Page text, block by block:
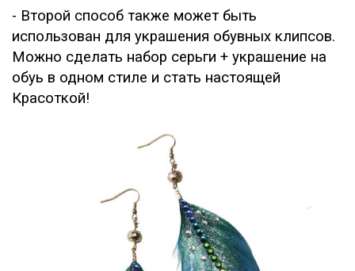
- Второй способ также может быть
использован для украшения обувных клипсов.
Можно сделать набор серьги + украшение на
обуь в одном стиле и стать настоящей
Красоткой!